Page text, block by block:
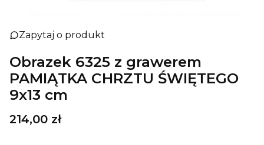
Zapytaj o produkt
Obrazek 6325 z grawerem
PAMIĄTKA CHRZTU ŚWIĘTEGO
9x13 cm
Cena
214,00 zł